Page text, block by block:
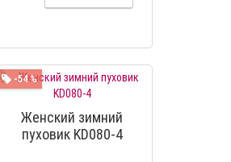
-54 %
Женский зимний
пуховик KD080-4